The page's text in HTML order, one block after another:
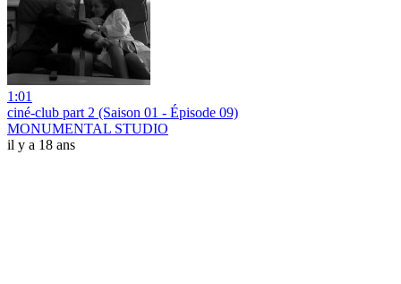
1:01
ciné-club part 2 (Saison 01 - Épisode 09)
MONUMENTAL STUDIO
il y a 18 ans